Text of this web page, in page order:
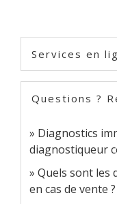
Services en
Questions ?
Diagnostics
diagnostiqueur
Quels sont les
en cas de vente ?